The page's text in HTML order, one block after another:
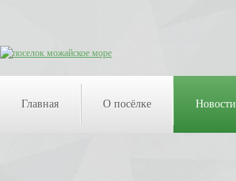
Главная О посёлке Новости